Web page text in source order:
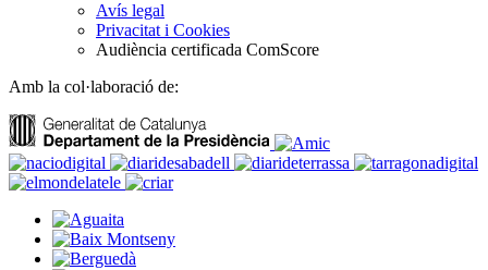
Avís legal
Privacitat i Cookies
Audiència certificada ComScore
Amb la col·laboració de: